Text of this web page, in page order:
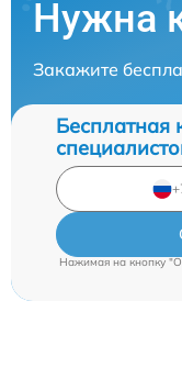
Нужна
Закажите
Бесплатная
Нажимая на кнопку